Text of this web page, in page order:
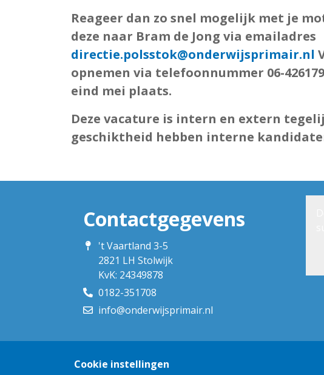
Reageer dan zo snel mogelijk met je
deze naar Bram de Jong via emailadres
directie.polsstok@onderwijsprimair.nl
opnemen via telefoonnummer 06-
eind mei plaats.
Deze vacature is intern en extern
geschiktheid hebben interne
Contactgegevens
't Vaartland 3-5
2821 LH Stolwijk
KvK: 24349878
0182-351708
info@onderwijsprimair.nl
Cookie instellingen